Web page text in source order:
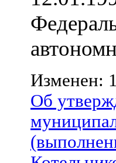
Изменен:
Об